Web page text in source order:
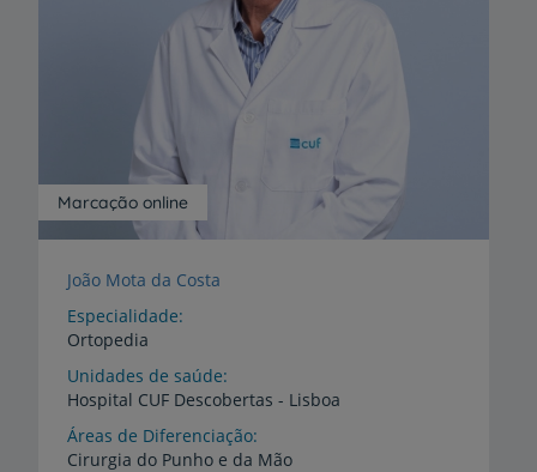
Marcação online
João Mota da Costa
Especialidade
Ortopedia
Unidades de saúde
Hospital CUF Descobertas - Lisboa
Áreas de Diferenciação
Cirurgia do Punho e da Mão